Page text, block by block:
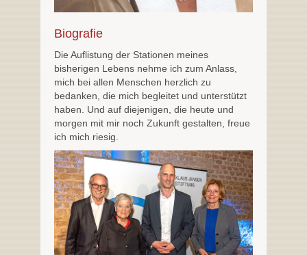
Biografie
Die Auflistung der Stationen meines
bisherigen Lebens nehme ich zum Anlass,
mich bei allen Menschen herzlich zu
bedanken, die mich begleitet und unterstützt
haben. Und auf diejenigen, die heute und
morgen mit mir noch Zukunft gestalten, freue
ich mich riesig.